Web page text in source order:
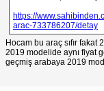
https://
arac-733786207/detay
Hocam bu araç sıfır fakat
2019 modelide aynı fiyat
geçmiş arabaya 2019